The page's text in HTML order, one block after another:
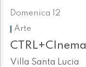
Domenica 12
Arte
CTRL+CInema
Villa Santa Lucia